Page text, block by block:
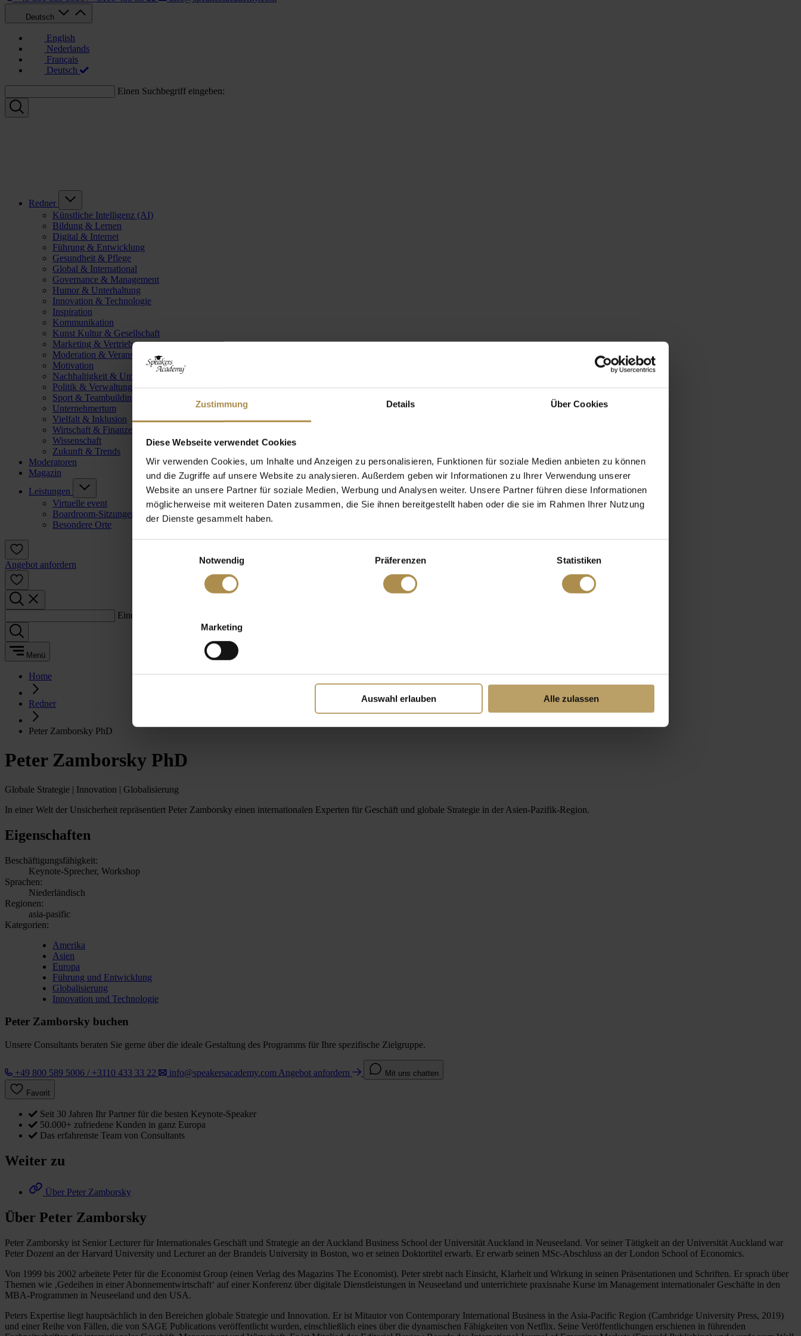
Zustimmung Details Über Cookies
Diese Webseite verwendet Cookies
Wir verwenden Cookies, um Inhalte und Anzeigen zu personalisieren, Funktionen für soziale Medien anbieten zu können
und die Zugriffe auf unsere Website zu analysieren. Außerdem geben wir Informationen zu Ihrer Verwendung unserer
Website an unsere Partner für soziale Medien, Werbung und Analysen weiter. Unsere Partner führen diese Informationen
möglicherweise mit weiteren Daten zusammen, die Sie ihnen bereitgestellt haben oder die sie im Rahmen Ihrer Nutzung
der Dienste gesammelt haben.
Notwendig
Präferenzen Statistiken
Marketing
Auswahl erlauben Alle zulassen
Deutsch
English
Nederlands
Français
Deutsch
Einen Suchbegriff eingeben:
Redner
Künstliche Intelligenz (AI)
Bildung & Lernen
Digital & Internet
Führung & Entwicklung
Gesundheit & Pflege
Global & International
Governance & Management
Humor & Unterhaltung
Innovation & Technologie
Inspiration
Kommunikation
Kunst Kultur & Gesellschaft
Marketing & Vertrieb
Moderation & Veranstaltungsleitung
Motivation
Nachhaltigkeit & Umwelt
Politik & Verwaltung
Sport & Teambuilding
Unternehmertum
Vielfalt & Inklusion
Wirtschaft & Finanzen
Wissenschaft
Zukunft & Trends
Moderatoren
Magazin
Leistungen
Virtuelle event
Boardroom-Sitzungen
Besondere Orte
Angebot anfordern
Einen Suchbegriff eingeben:
Menü
Home
Redner
Peter Zamborsky PhD
Peter Zamborsky PhD
Globale Strategie | Innovation | Globalisierung
In einer Welt der Unsicherheit repräsentiert Peter Zamborsky einen internationalen Experten für Geschäft und globale Strategie in der Asien-Pazifik-Region.
Eigenschaften
Beschäftigungsfähigkeit:
Keynote-Sprecher, Workshop
Sprachen:
Niederländisch
Regionen:
asia-pasific
Kategorien:
Amerika
Asien
Europa
Führung und Entwicklung
Globalisierung
Innovation und Technologie
Peter Zamborsky buchen
Unsere Consultants beraten Sie gerne über die ideale Gestaltung des Programms für Ihre spezifische Zielgruppe.
+49 800 589 5006 / +3110 433 33 22 info@speakersacademy.com Angebot anfordern Mit uns chatten
Favorit
Seit 30 Jahren Ihr Partner für die besten Keynote-Speaker
50.000+ zufriedene Kunden in ganz Europa
Das erfahrenste Team von Consultants
Weiter zu
Über Peter Zamborsky
Über Peter Zamborsky
Peter Zamborsky ist Senior Lecturer für Internationales Geschäft und Strategie an der Auckland Business School der Universität Auckland in Neuseeland. Vor seiner Tätigkeit an der Universität Auckland war
Peter Dozent an der Harvard University und Lecturer an der Brandeis University in Boston, wo er seinen Doktortitel erwarb. Er erwarb seinen MSc-Abschluss an der London School of Economics.
Von 1999 bis 2002 arbeitete Peter für die Economist Group (einen Verlag des Magazins The Economist). Peter strebt nach Einsicht, Klarheit und Wirkung in seinen Präsentationen und Schriften. Er sprach über
Themen wie ‚Gedeihen in einer Abonnementwirtschaft‘ auf einer Konferenz über digitale Dienstleistungen in Neuseeland und unterrichtete praxisnahe Kurse im Management internationaler Geschäfte in den
MBA-Programmen in Neuseeland und den USA.
Peters Expertise liegt hauptsächlich in den Bereichen globale Strategie und Innovation. Er ist Mitautor von Contemporary International Business in the Asia-Pacific Region (Cambridge University Press, 2019)
und einer Reihe von Fällen, die von SAGE Publications veröffentlicht wurden, einschließlich eines über die dynamischen Fähigkeiten von Netflix. Seine Veröffentlichungen erschienen in führenden